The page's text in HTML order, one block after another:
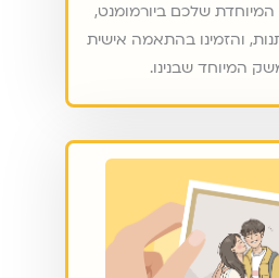
שלכם ביורמומנט,
והזמינו בהתאמה אישית
המיוחד שבנינו.